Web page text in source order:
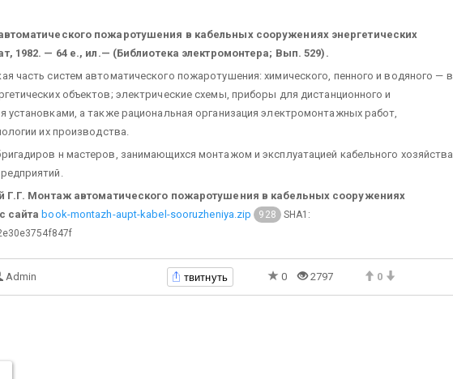
пожаротушения в кабельных сооружениях энергетических
1982. — 64 е., ил.— (Библиотека электромонтера; Вып. 529).
часть систем автоматического пожаротушения: химического, пенного и водяного — в
объектов; электрические схемы, приборы для дистанционного и
установками, а также рациональная организация электромонтажных работ,
их производства.
н мастеров, занимающихся монтажом и эксплуатацией кабельного хозяйства
Г.Г. Монтаж автоматического пожаротушения в кабельных сооружениях
сайта book-montazh-aupt-kabel-sooruzheniya.zip 928
SHA1:
Admin твитнуть 0 2797 0